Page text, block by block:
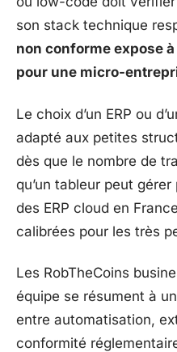
son stack technique
non conforme expose
pour une micro-
Le choix d’un ERP ou
adapté aux petites
dès que le nombre de
qu’un tableur peut
des ERP cloud en
calibrées pour les très
Les RobTheCoins
équipe se résument à
entre automatisation,
conformité